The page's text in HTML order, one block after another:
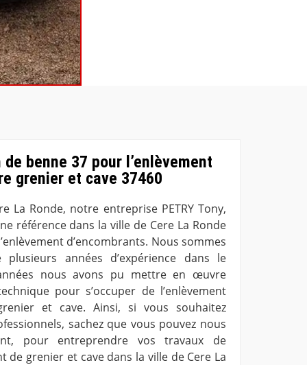
de benne 37 pour l’enlèvement
grenier et cave 37460
La Ronde, notre entreprise PETRY Tony,
référence dans la ville de Cere La Ronde
d’encombrants. Nous sommes
années d’expérience dans le
nous avons pu mettre en œuvre
pour s’occuper de l’enlèvement
et cave. Ainsi, si vous souhaitez
sachez que vous pouvez nous
pour entreprendre vos travaux de
de grenier et cave dans la ville de Cere La